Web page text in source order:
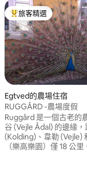
旅客精選榜首
旅客精選
Egtved的農場住宿
RUGGÅRD -農場度假
Ruggård 是一個古老的
谷 (Vejle Ådal) 的邊緣
(Kolding)、韋勒 (Vejle)
（樂高樂園）僅 18 公